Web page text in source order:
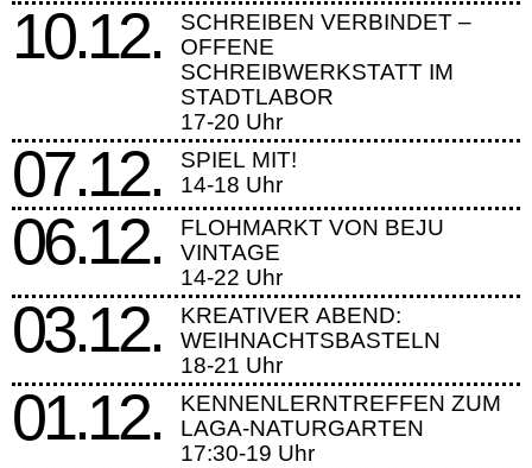
10.12.
SCHREIBEN VERBINDET –
OFFENE
SCHREIBWERKSTATT IM
STADTLABOR
17-20 Uhr
07.12.
SPIEL MIT!
14-18 Uhr
06.12.
FLOHMARKT VON BEJU
VINTAGE
14-22 Uhr
03.12.
KREATIVER ABEND:
WEIHNACHTSBASTELN
18-21 Uhr
01.12.
KENNENLERNTREFFEN ZUM
LAGA-NATURGARTEN
17:30-19 Uhr